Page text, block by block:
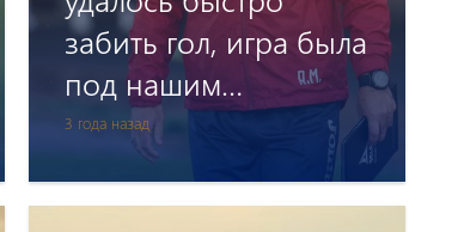
3 года назад
забить гол, игра была
под нашим
контролем